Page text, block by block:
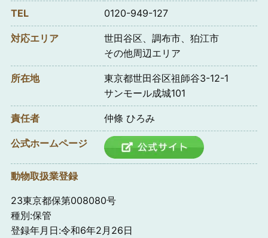
TEL 0120-949-127
対応エリア
世田谷区、調布市、狛江市
その他周辺エリア
所在地
東京都世田谷区祖師谷3-12-1
サンモール成城101
責任者 仲條 ひろみ
公式ホームページ
動物取扱業登録
23東京都保第008080号
種別:保管
登録年月日:令和6年2月26日